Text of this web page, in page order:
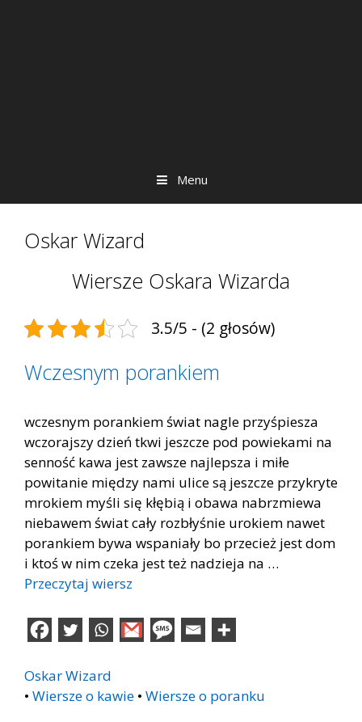
Menu
Oskar Wizard
Wiersze Oskara Wizarda
3.5/5 - (2 głosów)
Wczesnym porankiem
wczesnym porankiem świat nagle przyśpiesza
wczorajszy dzień tkwi jeszcze pod powiekami na
senność kawa jest zawsze najlepsza i miłe
powitanie między nami ulice są jeszcze przykryte
mrokiem myśli się kłębią i obawa nabrzmiewa
niebawem świat cały rozbłyśnie urokiem nawet
porankiem bywa wspaniały bo przecież jest dom
i ktoś w nim czeka jest też nadzieja na …
Przeczytaj wiersz
Oskar Wizard
• Wiersze o kawie • Wiersze o poranku